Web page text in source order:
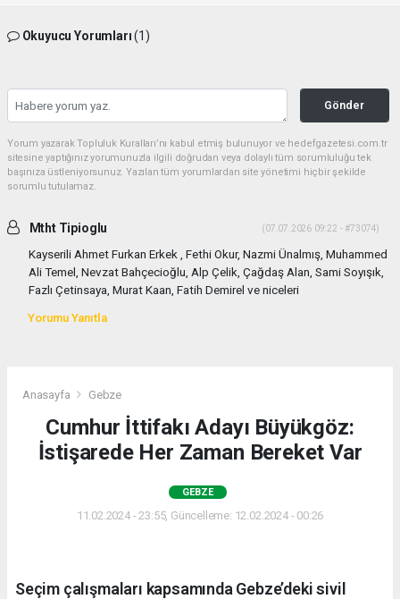
Okuyucu Yorumları(1)
Gönder
Yorum yazarak Topluluk Kuralları’nı kabul etmiş bulunuyor ve hedefgazetesi.com.tr
sitesine yaptığınız yorumunuzla ilgili doğrudan veya dolaylı tüm sorumluluğu tek
başınıza üstleniyorsunuz. Yazılan tüm yorumlardan site yönetimi hiçbir şekilde
sorumlu tutulamaz.
Mtht Tipioglu (07.07.2026 09:22 - #73074)
Kayserili Ahmet Furkan Erkek , Fethi Okur, Nazmi Ünalmış, Muhammed
Ali Temel, Nevzat Bahçecioğlu, Alp Çelik, Çağdaş Alan, Sami Soyışık,
Fazlı Çetinsaya, Murat Kaan, Fatih Demirel ve niceleri
Yorumu Yanıtla
Anasayfa Gebze
Cumhur İttifakı Adayı Büyükgöz:
İstişarede Her Zaman Bereket Var
GEBZE
11.02.2024 - 23:55, Güncelleme: 12.02.2024 - 00:26
Seçim çalışmaları kapsamında Gebze’deki sivil